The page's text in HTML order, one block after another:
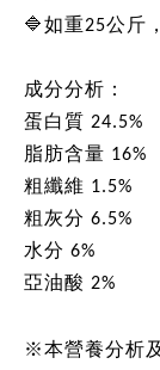
🔷如重25公斤
成分分析：
蛋白質 24.5%
脂肪含量 16%
粗纖維 1.5%
粗灰分 6.5%
水分 6%
亞油酸 2%
※本營養分析